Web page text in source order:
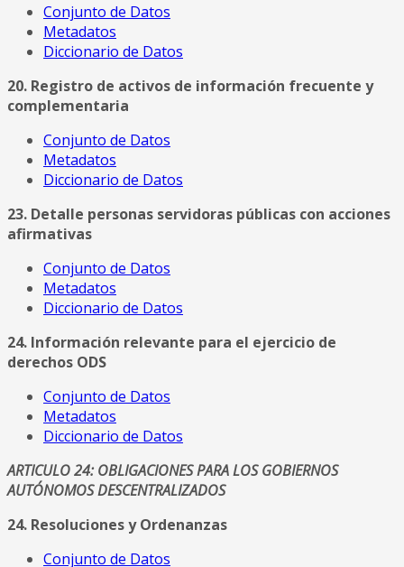
Conjunto de Datos
Metadatos
Diccionario de Datos
20. Registro de activos de información frecuente y
complementaria
Conjunto de Datos
Metadatos
Diccionario de Datos
23. Detalle personas servidoras públicas con acciones
afirmativas
Conjunto de Datos
Metadatos
Diccionario de Datos
24. Información relevante para el ejercicio de
derechos ODS
Conjunto de Datos
Metadatos
Diccionario de Datos
ARTICULO 24: OBLIGACIONES PARA LOS GOBIERNOS
AUTÓNOMOS DESCENTRALIZADOS
24. Resoluciones y Ordenanzas
Conjunto de Datos